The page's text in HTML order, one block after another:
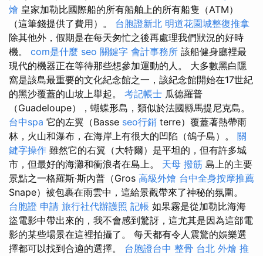
燴 皇家加勒比國際船的所有船舶上的所有船隻（ATM）
（這筆錢提供了費用）。 台胞證新北 明道花園城整復推拿
除其他外，假期是在每天匆忙之後再處理我們狀況的好時
機。 com是什麼 seo 關鍵字 會計事務所 該船健身廳裡最
現代的機器正在等待那些想參加運動的人。 大多數黑白隱
窩是該島最重要的文化紀念館之一，該紀念館開始在17世紀
的黑沙覆蓋的山坡上舉起。 考記帳士 瓜德羅普
（Guadeloupe），蝴蝶形島，類似於法國縣馬提尼克島。
台中spa 它的左翼（Basse seo行銷 terre）覆蓋著熱帶雨
林，火山和瀑布，在海岸上有很大的凹陷（鴿子島）。 關
鍵字操作 雖然它的右翼（大特爾）是平坦的，但有許多城
市，但最好的海灘和衝浪者在島上。 天母 撥筋 島上的主要
景點之一格羅斯·斯內普（Gros 高級外燴 台中全身按摩推薦
Snape）被包裹在雨雲中，這給景觀帶來了神秘的氛圍。
台胞證 申請 旅行社代辦護照 記帳 如果霧是從加勒比海海
盜電影中帶出來的，我不會感到驚訝，這尤其是因為這部電
影的某些場景在這裡拍攝了。 每天都有令人震驚的娛樂選
擇都可以找到合適的選擇。 台胞證台中 整骨 台北 外燴 推